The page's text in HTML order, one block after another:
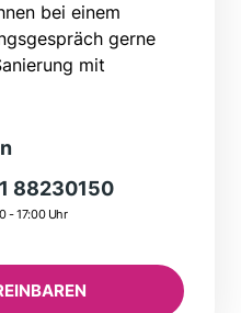
bei einem
gerne
mit
88230150
- 17:00 Uhr